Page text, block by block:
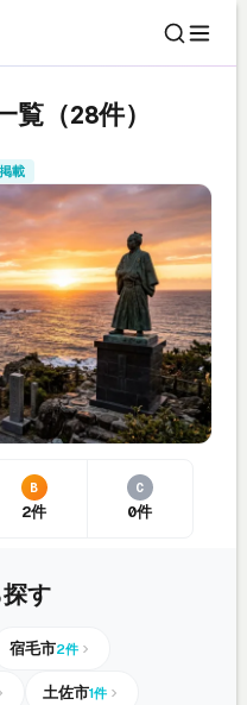
（28件）
載
B
2件
C
0件
す
宿毛市2件
土佐市1件